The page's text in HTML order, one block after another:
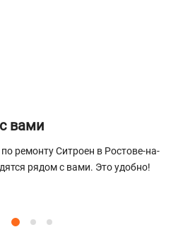
вами
ремонту Ситроен в Ростове-на-
рядом с вами. Это удобно!